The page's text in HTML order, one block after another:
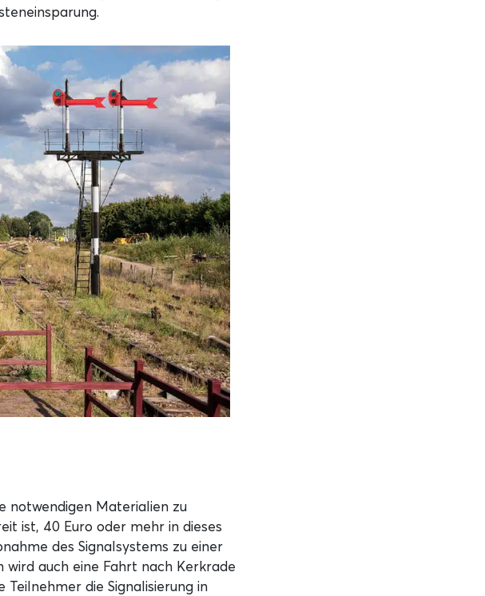
notwendigen Materialien zu
ist, 40 Euro oder mehr in dieses
des Signalsystems zu einer
auch eine Fahrt nach Kerkrade
die Signalisierung in